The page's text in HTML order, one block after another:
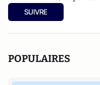
ELLE, avant d’écrire sur
collaborer avec Atlantico.
SUIVRE
POPULAIRES